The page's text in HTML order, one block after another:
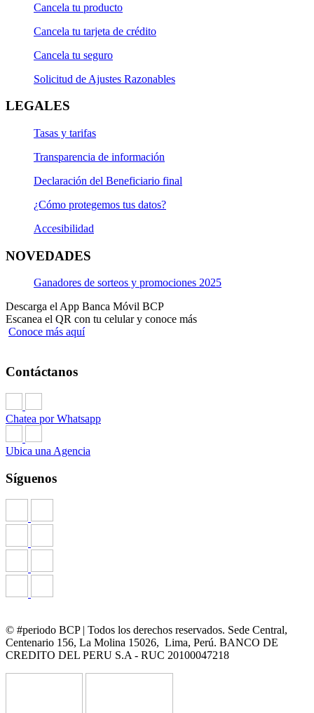
Cancela tu producto
Cancela tu tarjeta de crédito
Cancela tu seguro
Solicitud de Ajustes Razonables
LEGALES
Tasas y tarifas
Transparencia de información
Declaración del Beneficiario final
¿Cómo protegemos tus datos?
Accesibilidad
NOVEDADES
Ganadores de sorteos y promociones 2025
Descarga el App Banca Móvil BCP
Escanea el QR con tu celular y conoce más
Conoce más aquí
Contáctanos
Chatea por Whatsapp
Ubica una Agencia
Síguenos
© #periodo BCP | Todos los derechos reservados. Sede Central,
Centenario 156, La Molina 15026, Lima, Perú. BANCO DE
CREDITO DEL PERU S.A - RUC 20100047218